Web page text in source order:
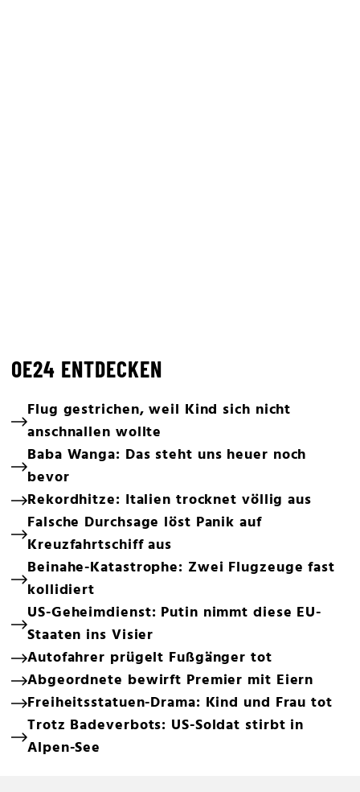
OE24 ENTDECKEN
Flug gestrichen, weil Kind sich nicht
anschnallen wollte
Baba Wanga: Das steht uns heuer noch
bevor
Rekordhitze: Italien trocknet völlig aus
Falsche Durchsage löst Panik auf
Kreuzfahrtschiff aus
Beinahe-Katastrophe: Zwei Flugzeuge fast
kollidiert
US-Geheimdienst: Putin nimmt diese EU-
Staaten ins Visier
Autofahrer prügelt Fußgänger tot
Abgeordnete bewirft Premier mit Eiern
Freiheitsstatuen-Drama: Kind und Frau tot
Trotz Badeverbots: US-Soldat stirbt in
Alpen-See